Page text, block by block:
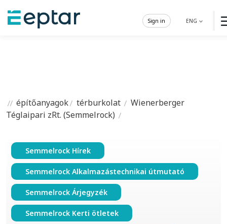
ENG
Sign in
építőanyagok térburkolat
Wienerberger
Téglaipari zRt. (Semmelrock)
Semmelrock Hírek
Semmelrock Alkalmazástechnikai útmutató
Semmelrock Árjegyzék
Semmelrock Kerti ötletek